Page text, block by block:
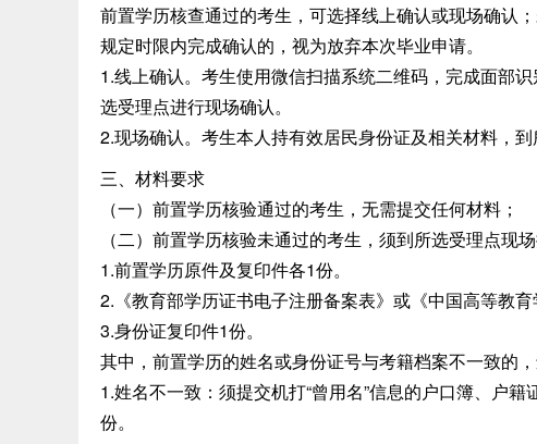
前置学历核查通过的考生，可选择线上确认或现场确认
规定时限内完成确认的，视为放弃本次毕业申请。
1.线上确认。考生使用微信扫描系统二维码，完成面部
选受理点进行现场确认。
2.现场确认。考生本人持有效居民身份证及相关材料，
三、材料要求
（一）前置学历核验通过的考生，无需提交任何材料；
（二）前置学历核验未通过的考生，须到所选受理点现
1.前置学历原件及复印件各1份。
2.《教育部学历证书电子注册备案表》或《中国高等教育
3.身份证复印件1份。
其中，前置学历的姓名或身份证号与考籍档案不一致的
1.姓名不一致：须提交机打“曾用名”信息的户口簿、户
份。